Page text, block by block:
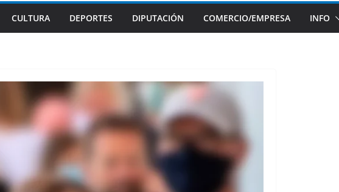
CULTURA DEPORTES DIPUTACIÓN COMERCIO/EMPRESA INFO